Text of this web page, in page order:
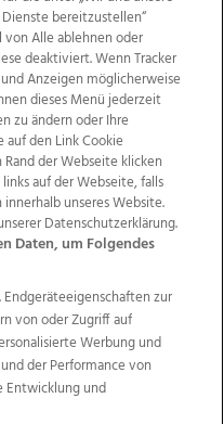
bereitzustellen“
Alle ablehnen oder
deaktiviert. Wenn Tracker
Anzeigen möglicherweise
dieses Menü jederzeit
zu ändern oder Ihre
den Link Cookie
der Webseite klicken
auf der Webseite, falls
unseres Website.
Datenschutzerklärung.
Daten, um Folgendes
zur
von oder Zugriff auf
Werbung und
der Performance von
Entwicklung und